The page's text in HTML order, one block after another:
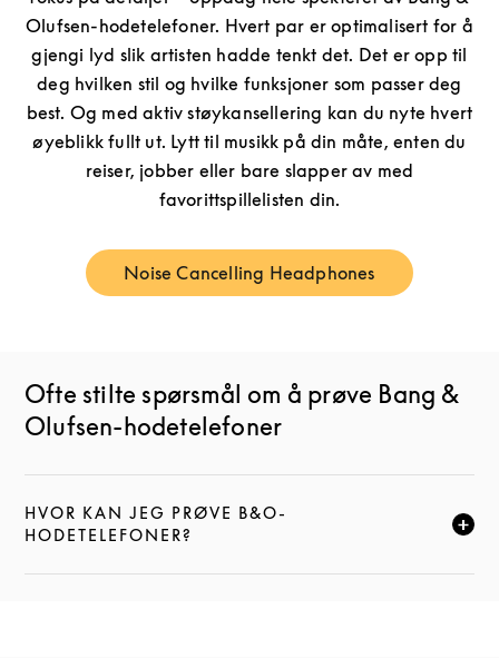
Olufsen-hodetelefoner. Hvert par er optimalisert for å
gjengi lyd slik artisten hadde tenkt det. Det er opp til
deg hvilken stil og hvilke funksjoner som passer deg
best. Og med aktiv støykansellering kan du nyte hvert
øyeblikk fullt ut. Lytt til musikk på din måte, enten du
reiser, jobber eller bare slapper av med
favorittspillelisten din.
Noise Cancelling Headphones
Link Opens in New Tab
Ofte stilte spørsmål om å prøve Bang &
Olufsen-hodetelefoner
HVOR KAN JEG PRØVE B&O-
HODETELEFONER?
KLIKK FOR Å UTVIDE DENNE BESKRIVELSEN, OG